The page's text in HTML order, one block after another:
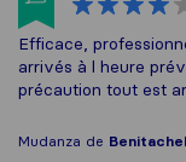
Efficace,
arrivés à l heure
précaution tout est
Mudanza de